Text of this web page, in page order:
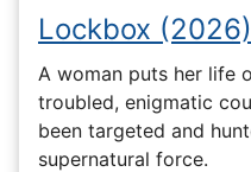
Lockbox (2026)
A woman puts her life
troubled, enigmatic
been targeted and
supernatural force.